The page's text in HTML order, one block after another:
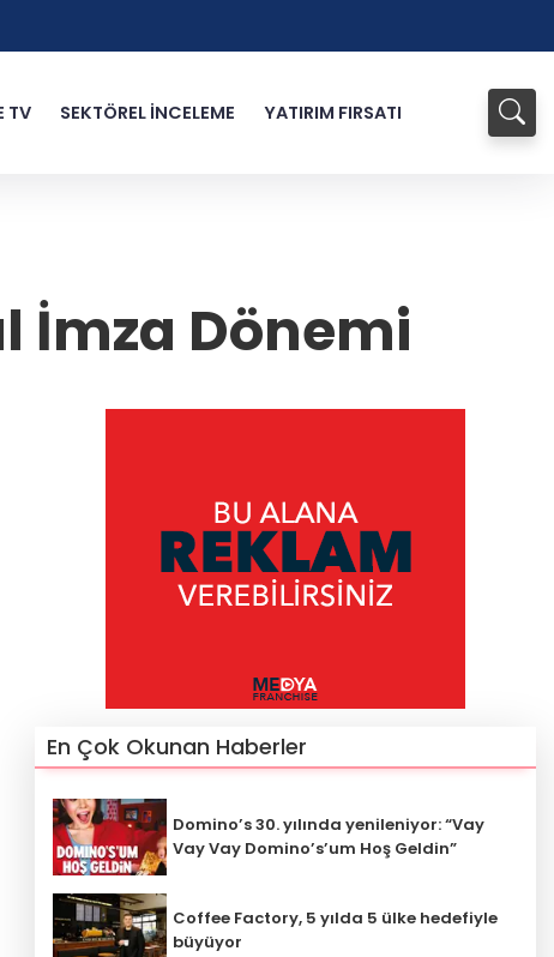
TV SEKTÖREL İNCELEME YATIRIM FIRSATI
İmza Dönemi
En Çok Okunan Haberler
Domino’s 30. yılında yenileniyor: “Vay
Vay Vay Domino’s’um Hoş Geldin”
Coffee Factory, 5 yılda 5 ülke hedefiyle
büyüyor